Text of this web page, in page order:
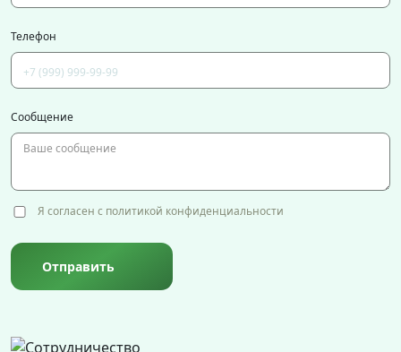
Телефон
Сообщение
Я согласен с политикой конфиденциальности
Отправить